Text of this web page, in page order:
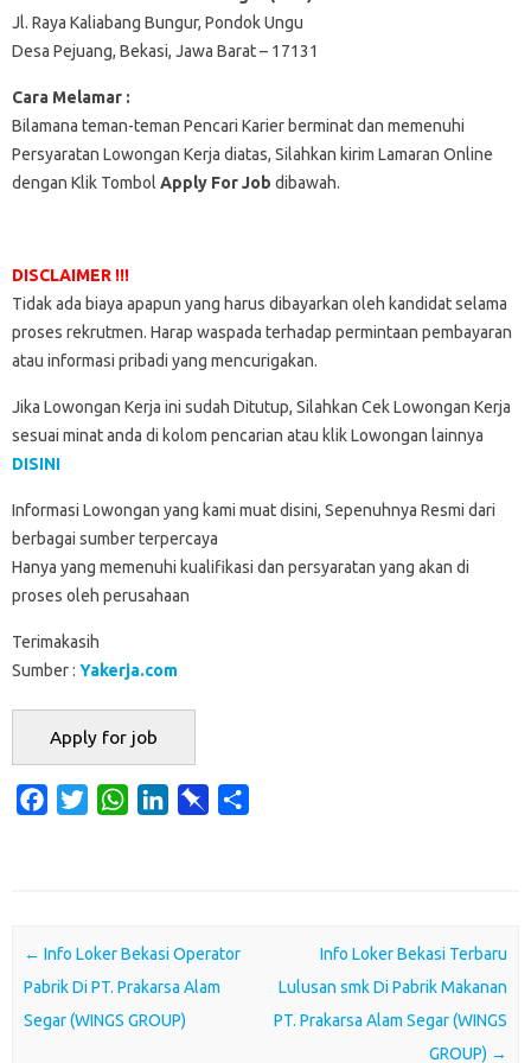
Jl. Raya Kaliabang Bungur, Pondok Ungu
Desa Pejuang, Bekasi, Jawa Barat – 17131
Cara Melamar :
Bilamana teman-teman Pencari Karier berminat dan memenuhi
Persyaratan Lowongan Kerja diatas, Silahkan kirim Lamaran Online
dengan Klik Tombol Apply For Job dibawah.
DISCLAIMER !!!
Tidak ada biaya apapun yang harus dibayarkan oleh kandidat selama
proses rekrutmen. Harap waspada terhadap permintaan pembayaran
atau informasi pribadi yang mencurigakan.
Jika Lowongan Kerja ini sudah Ditutup, Silahkan Cek Lowongan Kerja
sesuai minat anda di kolom pencarian atau klik Lowongan lainnya
DISINI
Informasi Lowongan yang kami muat disini, Sepenuhnya Resmi dari
berbagai sumber terpercaya
Hanya yang memenuhi kualifikasi dan persyaratan yang akan di
proses oleh perusahaan
Terimakasih
Sumber : Yakerja.com
o
o
k
e
r
W
A
p
p
d
I
n
a
r
Post navigation
← Info Loker Bekasi Operator
Pabrik Di PT. Prakarsa Alam
Segar (WINGS GROUP)
Info Loker Bekasi Terbaru
Lulusan smk Di Pabrik Makanan
PT. Prakarsa Alam Segar (WINGS
GROUP) →